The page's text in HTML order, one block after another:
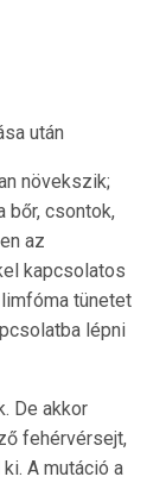
után
növekszik;
bőr, csontok,
az
kapcsolatos
tünetet
lépni
De akkor
fehérvérsejt,
A mutáció a